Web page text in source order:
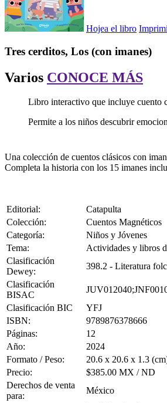
Hojea el libro
Tres cerditos, Los (con imanes)
Varios CONOCE MÁS
Libro interactivo que incluye cuento
Permite a los niños descubrir
Una colección de cuentos clásicos con
Completa la historia con los 15 imanes
Editorial:
Catapulta
Colección:
Cuentos Magnéticos
Categoría:
Niños y Jóvenes
Tema:
Actividades y libros
Clasificación
Dewey:
398.2 - Literatura
Clasificación
BISAC
Clasificación BIC
YFJ
ISBN:
9789876378666
Páginas:
12
Año:
2024
Formato / Peso:
20.6 x 20.6 x 1.3
Precio:
$385.00 MX / ND
Derechos de venta
para:
México